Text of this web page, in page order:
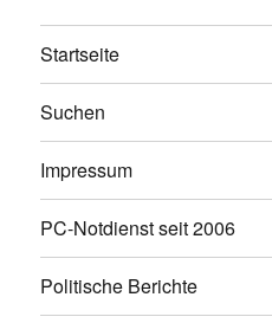
Startseite
Suchen
Impressum
PC-Notdienst seit 2006
Politische Berichte